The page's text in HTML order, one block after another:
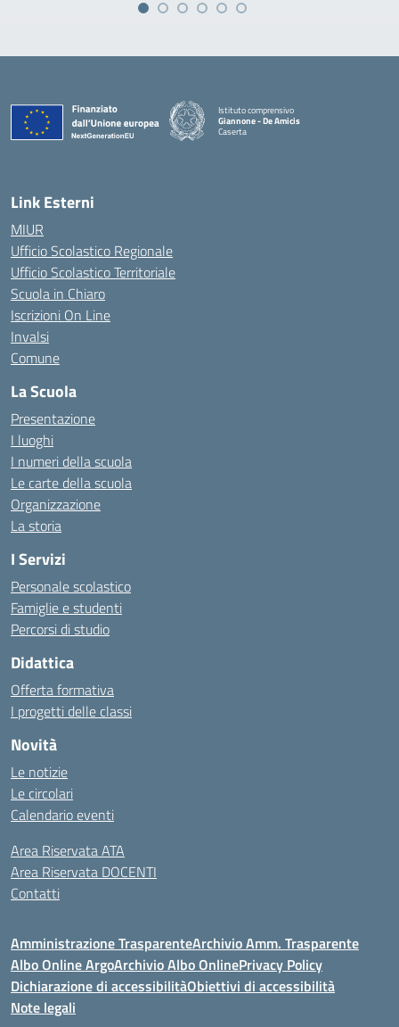
Istituto comprensivo
Giannone - De Amicis
Caserta
Link Esterni
MIUR
Ufficio Scolastico Regionale
Ufficio Scolastico Territoriale
Scuola in Chiaro
Iscrizioni On Line
Invalsi
Comune
La Scuola
Presentazione
I luoghi
I numeri della scuola
Le carte della scuola
Organizzazione
La storia
I Servizi
Personale scolastico
Famiglie e studenti
Percorsi di studio
Didattica
Offerta formativa
I progetti delle classi
Novità
Le notizie
Le circolari
Calendario eventi
Area Riservata ATA
Area Riservata DOCENTI
Contatti
Amministrazione TrasparenteArchivio Amm. Trasparente
Albo Online ArgoArchivio Albo OnlinePrivacy Policy
Dichiarazione di accessibilitàObiettivi di accessibilità
Note legali